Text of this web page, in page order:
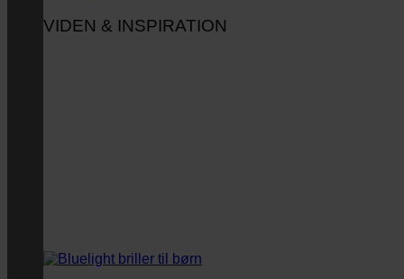
VIDEN & INSPIRATION